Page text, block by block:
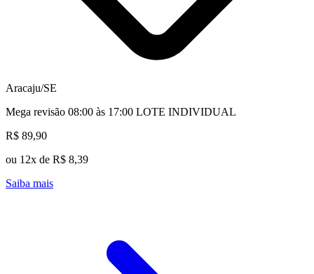
Aracaju/SE
Mega revisão 08:00 às 17:00 LOTE INDIVIDUAL
R$ 89,90
ou 12x de R$ 8,39
Saiba mais